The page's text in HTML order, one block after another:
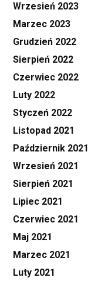
Wrzesień 2023
Marzec 2023
Grudzień 2022
Sierpień 2022
Czerwiec 2022
Luty 2022
Styczeń 2022
Listopad 2021
Październik 2021
Wrzesień 2021
Sierpień 2021
Lipiec 2021
Czerwiec 2021
Maj 2021
Marzec 2021
Luty 2021